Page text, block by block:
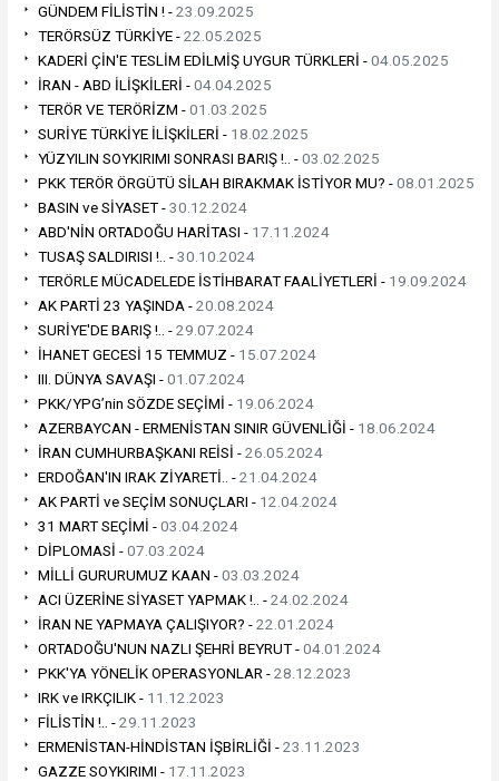
GÜNDEM FİLİSTİN ! -23.09.2025
TERÖRSÜZ TÜRKİYE -22.05.2025
KADERİ ÇİN'E TESLİM EDİLMİŞ UYGUR TÜRKLERİ -04.05.2025
İRAN - ABD İLİŞKİLERİ -04.04.2025
TERÖR VE TERÖRİZM -01.03.2025
SURİYE TÜRKİYE İLİŞKİLERİ - 18.02.2025
YÜZYILIN SOYKIRIMI SONRASI BARIŞ !.. -03.02.2025
PKK TERÖR ÖRGÜTÜ SİLAH BIRAKMAK İSTİYOR MU? -08.01.2025
BASIN ve SİYASET -30.12.2024
ABD'NİN ORTADOĞU HARİTASI - 17.11.2024
TUSAŞ SALDIRISI !.. -30.10.2024
TERÖRLE MÜCADELEDE İSTİHBARAT FAALİYETLERİ - 19.09.2024
AK PARTİ 23 YAŞINDA -20.08.2024
SURİYE'DE BARIŞ !.. -29.07.2024
İHANET GECESİ 15 TEMMUZ - 15.07.2024
III. DÜNYA SAVAŞI -01.07.2024
PKK/YPG’nin SÖZDE SEÇİMİ - 19.06.2024
AZERBAYCAN - ERMENİSTAN SINIR GÜVENLİĞİ - 18.06.2024
İRAN CUMHURBAŞKANI REİSİ -26.05.2024
ERDOĞAN'IN IRAK ZİYARETİ.. -21.04.2024
AK PARTİ ve SEÇİM SONUÇLARI - 12.04.2024
31 MART SEÇİMİ -03.04.2024
DİPLOMASİ -07.03.2024
MİLLİ GURURUMUZ KAAN -03.03.2024
ACI ÜZERİNE SİYASET YAPMAK !.. -24.02.2024
İRAN NE YAPMAYA ÇALIŞIYOR? -22.01.2024
ORTADOĞU'NUN NAZLI ŞEHRİ BEYRUT -04.01.2024
PKK'YA YÖNELİK OPERASYONLAR -28.12.2023
IRK ve IRKÇILIK - 11.12.2023
FİLİSTİN !.. -29.11.2023
ERMENİSTAN-HİNDİSTAN İŞBİRLİĞİ -23.11.2023
GAZZE SOYKIRIMI - 17.11.2023